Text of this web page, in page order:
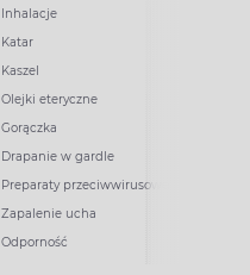
Inhalacje
Katar
Kaszel
Olejki eteryczne
Gorączka
Drapanie w gardle
Preparaty przeciwwirusowe
Zapalenie ucha
Odporność